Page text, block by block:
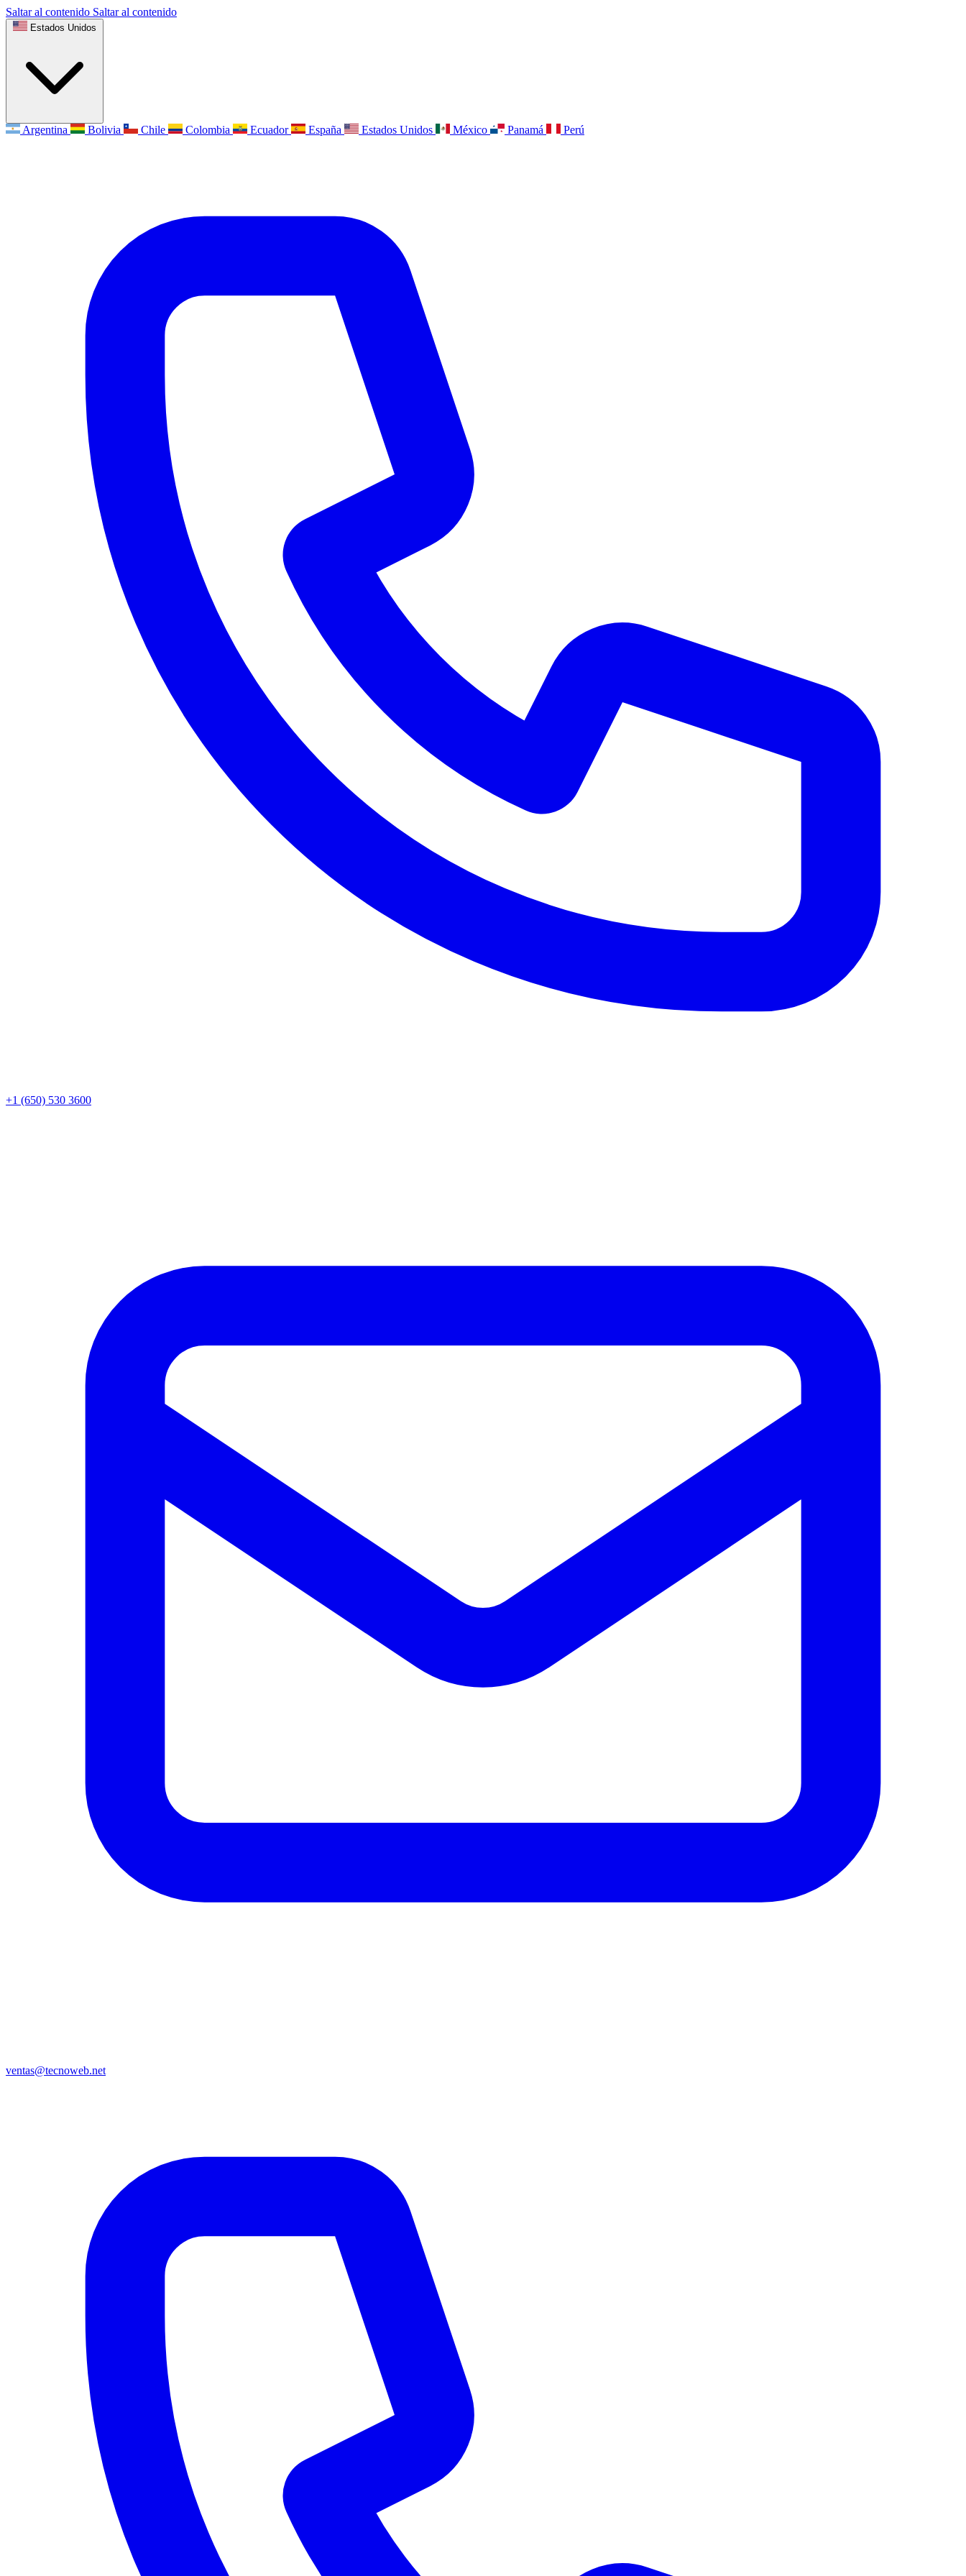
Saltar al contenido Saltar al contenido
Estados Unidos
Argentina Bolivia Chile Colombia Ecuador España Estados Unidos México Panamá Perú
+1 (650) 530 3600
ventas@tecnoweb.net